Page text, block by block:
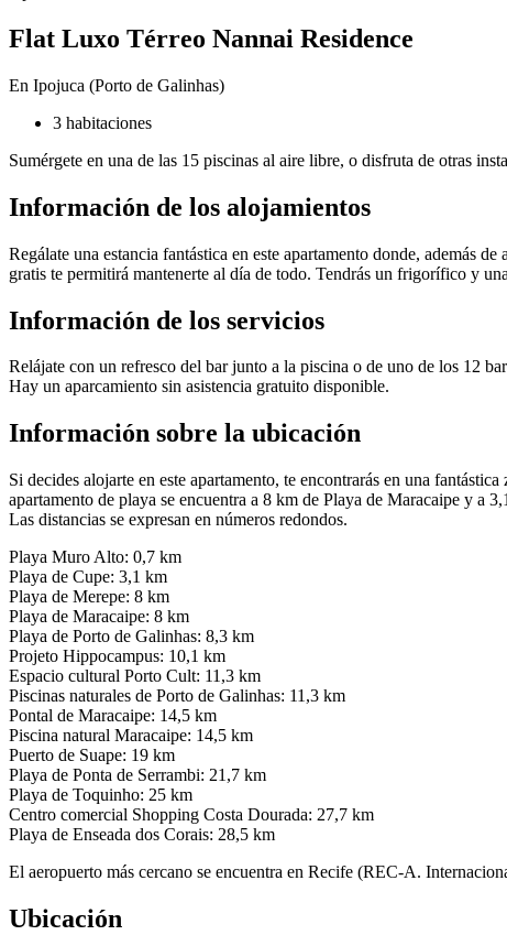
Flat Luxo Térreo Nannai Residence
En Ipojuca (Porto de Galinhas)
3 habitaciones
Sumérgete en una de las 15 piscinas al aire libre, o disfruta de otras
Información de los alojamientos
Regálate una estancia fantástica en este apartamento donde, además
gratis te permitirá mantenerte al día de todo. Tendrás un frigorífico y
Información de los servicios
Relájate con un refresco del bar junto a la piscina o de uno de los 12
Hay un aparcamiento sin asistencia gratuito disponible.
Información sobre la ubicación
Si decides alojarte en este apartamento, te encontrarás en una
apartamento de playa se encuentra a 8 km de Playa de Maracaipe y a
Las distancias se expresan en números redondos.
Playa Muro Alto: 0,7 km
Playa de Cupe: 3,1 km
Playa de Merepe: 8 km
Playa de Maracaipe: 8 km
Playa de Porto de Galinhas: 8,3 km
Projeto Hippocampus: 10,1 km
Espacio cultural Porto Cult: 11,3 km
Piscinas naturales de Porto de Galinhas: 11,3 km
Pontal de Maracaipe: 14,5 km
Piscina natural Maracaipe: 14,5 km
Puerto de Suape: 19 km
Playa de Ponta de Serrambi: 21,7 km
Playa de Toquinho: 25 km
Centro comercial Shopping Costa Dourada: 27,7 km
Playa de Enseada dos Corais: 28,5 km
El aeropuerto más cercano se encuentra en Recife (REC-A.
Ubicación